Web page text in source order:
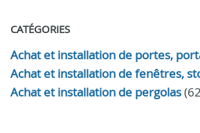
CATÉGORIES
Achat et installation de portes,
Achat et installation de fenêtres,
Achat et installation de pergolas